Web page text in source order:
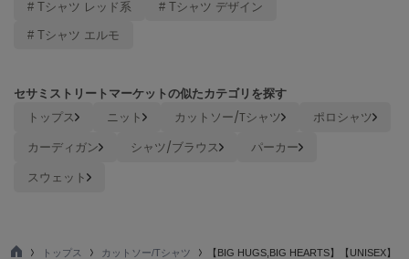
MUCHA
NEW Balance
nezu
# Tシャツ レッド系 # Tシャツ デザイン
# Tシャツ エルモ
セサミストリートマーケットの似たカテゴリを探す
トップス ニット カットソー/Tシャツ
ポロシャツ
カーディガン
シャツ/ブラウス
パーカー
スウェット
トップス カットソー/Tシャツ
【BIG HUGS,BIG HEARTS】【UNISEX】